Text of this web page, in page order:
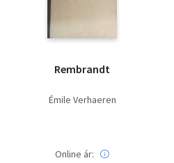
Rembrandt
Émile Verhaeren
Online ár: